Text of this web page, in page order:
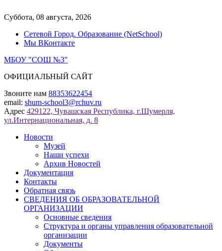
к
Суббота, 08 августа, 2026
Сетевой Город. Образование (NetSchool)
Мы ВКонтакте
МБОУ "СОШ №3"
ОФИЦИАЛЬНЫЙ САЙТ
Звоните нам 88353622454
email: shum-school3@rchuv.ru
Адрес 429122, Чувашская Республика, г.Шумерля,
ул.Интернациональная, д. 8
Новости
Музей
Наши успехи
Архив Новостей
Документация
Контакты
Обратная связь
СВЕДЕНИЯ ОБ ОБРАЗОВАТЕЛЬНОЙ
ОРГАНИЗАЦИИ
Основные сведения
Структура и органы управления образовательной
организации
Документы